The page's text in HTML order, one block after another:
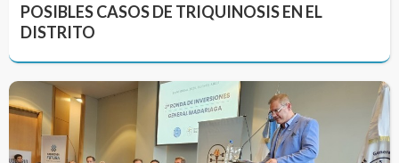
POSIBLES CASOS DE TRIQUINOSIS EN EL
DISTRITO